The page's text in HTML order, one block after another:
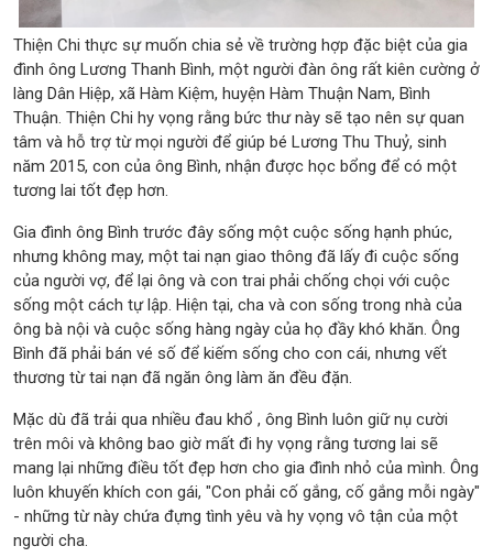
Thiện Chi thực sự muốn chia sẻ về trường hợp đặc biệt của gia
đình ông Lương Thanh Bình, một người đàn ông rất kiên cường ở
làng Dân Hiệp, xã Hàm Kiệm, huyện Hàm Thuận Nam, Bình
Thuận. Thiện Chi hy vọng rằng bức thư này sẽ tạo nên sự quan
tâm và hỗ trợ từ mọi người để giúp bé Lương Thu Thuỷ, sinh
năm 2015, con của ông Bình, nhận được học bổng để có một
tương lai tốt đẹp hơn.
Gia đình ông Bình trước đây sống một cuộc sống hạnh phúc,
nhưng không may, một tai nạn giao thông đã lấy đi cuộc sống
của người vợ, để lại ông và con trai phải chống chọi với cuộc
sống một cách tự lập. Hiện tại, cha và con sống trong nhà của
ông bà nội và cuộc sống hàng ngày của họ đầy khó khăn. Ông
Bình đã phải bán vé số để kiếm sống cho con cái, nhưng vết
thương từ tai nạn đã ngăn ông làm ăn đều đặn.
Mặc dù đã trải qua nhiều đau khổ , ông Bình luôn giữ nụ cười
trên môi và không bao giờ mất đi hy vọng rằng tương lai sẽ
mang lại những điều tốt đẹp hơn cho gia đình nhỏ của mình. Ông
luôn khuyến khích con gái, "Con phải cố gắng, cố gắng mỗi ngày"
- những từ này chứa đựng tình yêu và hy vọng vô tận của một
người cha.